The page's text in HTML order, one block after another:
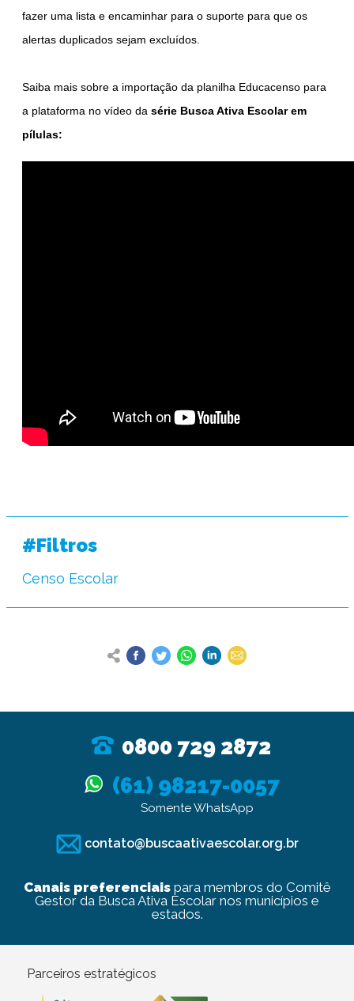
fazer uma lista e encaminhar para o suporte para que os
alertas duplicados sejam excluídos.
Saiba mais sobre a importação da planilha Educacenso para
a plataforma no vídeo da série Busca Ativa Escolar em
pílulas:
#Filtros
Censo Escolar
0800 729 2872
(61) 98217-0057
Somente WhatsApp
contato@buscaativaescolar.org.br
Canais preferenciaispara membros do Comitê
Gestor da Busca Ativa Escolar nos municípios e
estados.
Parceiros estratégicos